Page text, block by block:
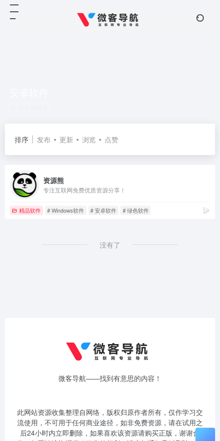
排序 发布 更新 浏览 点赞
资源熊
专注互联网免费优质资源分享！
精品软件 # Windows软件 # 安卓软件 # 绿色软件
没有了
微客导航——找到有意思的内容！
此网站资源收集整理自网络，版权归原作者所有，仅作学习交
流使用，不可用于任何商业途径，如非免费资源，请在试用之
后24小时内立即删除，如果喜欢该资源请购买正版，谢谢合